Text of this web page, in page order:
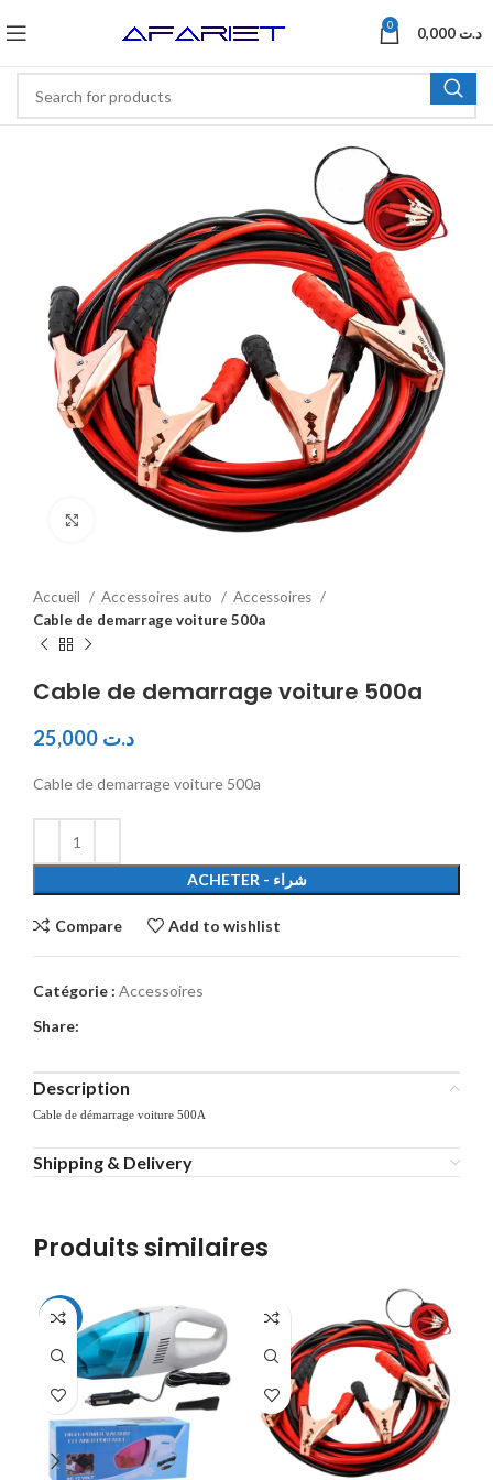
0 د.ت
Click to enlarge
Accueil Accessoires auto
Accessoires
Cable de demarrage voiture 500a
Cable de demarrage voiture 500a
د.ت
Cable de demarrage voiture 500a
ACHETER - شراء
Compare Add to wishlist
Catégorie : Accessoires
Share:
Description
Cable de démarrage voiture 500A
Shipping & Delivery
Produits similaires
-31%